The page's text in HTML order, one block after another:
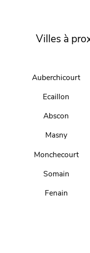
Villes à
Auberchicourt
Ecaillon
Abscon
Masny
Monchecourt
Somain
Fenain